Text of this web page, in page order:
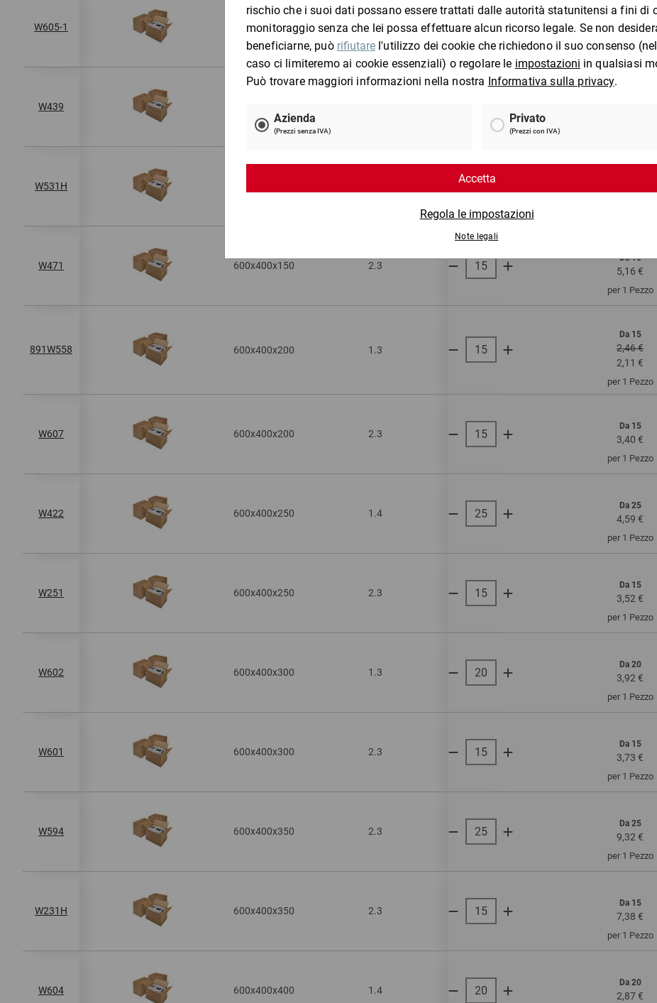
W605-1 600x300x300 1.2 onda singola 200
3,66 €
per 1 Pezzo
W439
W531H onda doppia
5,43 €
W471 600x400x150 2.3 onda doppia
Da 15
5,16 €
per 1 Pezzo
891W558 600x400x200 1.3 onda singola
Da 15
2,46 €
2,11 €
per 1 Pezzo
W607 600x400x200 2.3 onda doppia
Da 15
3,40 €
per 1 Pezzo
W422 600x400x250 1.4 onda singola
Da 25
4,59 €
per 1 Pezzo
W251 600x400x250 2.3 onda doppia
Da 15
3,52 €
per 1 Pezzo
W602 600x400x300 1.3 onda singola
Da 20
3,92 €
per 1 Pezzo
W601 600x400x300 2.3 onda doppia
Da 15
3,73 €
per 1 Pezzo
W594 600x400x350 2.3 onda doppia
Da 25
9,32 €
per 1 Pezzo
W231H 600x400x350 2.3 onda doppia
Da 15
7,38 €
per 1 Pezzo
W604 600x400x400 1.4 onda singola
Da 20
2,87 €